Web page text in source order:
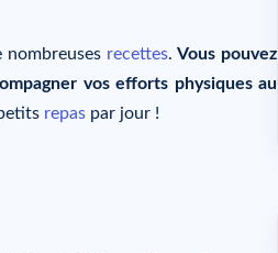
nombreuses recettes.Vous pouvez
vos efforts physiques au
repas par jour !